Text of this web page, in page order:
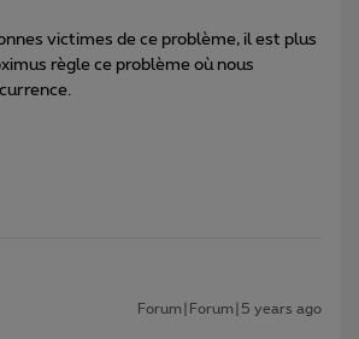
victimes de ce problème, il est plus
règle ce problème où nous
Forum|Forum|5 years ago